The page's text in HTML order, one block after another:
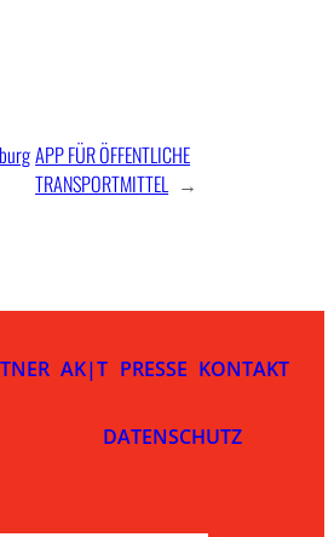
APP FÜR ÖFFENTLICHE
TRANSPORTMITTEL →
AK|T PRESSE KONTAKT
DATENSCHUTZ